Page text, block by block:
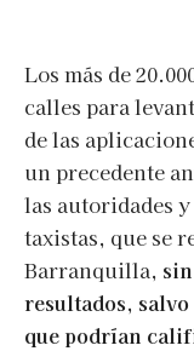
Los más de
calles para
de las
un precedente
las autoridades
taxistas, que se
Barranquilla,
resultados,
que podrían